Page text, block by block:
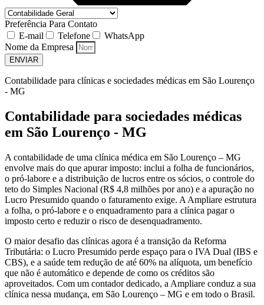
Preferência Para Contato
E-mail
Telefone
WhatsApp
Nome da Empresa
ENVIAR
Contabilidade para clínicas e sociedades médicas em São Lourenço
- MG
Contabilidade para sociedades médicas
em São Lourenço - MG
A contabilidade de uma clínica médica em São Lourenço – MG
envolve mais do que apurar imposto: inclui a folha de funcionários,
o pró-labore e a distribuição de lucros entre os sócios, o controle do
teto do Simples Nacional (R$ 4,8 milhões por ano) e a apuração no
Lucro Presumido quando o faturamento exige. A Ampliare estrutura
a folha, o pró-labore e o enquadramento para a clínica pagar o
imposto certo e reduzir o risco de desenquadramento.
O maior desafio das clínicas agora é a transição da Reforma
Tributária: o Lucro Presumido perde espaço para o IVA Dual (IBS e
CBS), e a saúde tem redução de até 60% na alíquota, um benefício
que não é automático e depende de como os créditos são
aproveitados. Com um contador dedicado, a Ampliare conduz a sua
clínica nessa mudança, em São Lourenço – MG e em todo o Brasil.